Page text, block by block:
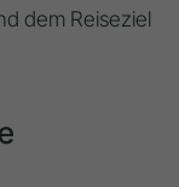
dem Reiseziel